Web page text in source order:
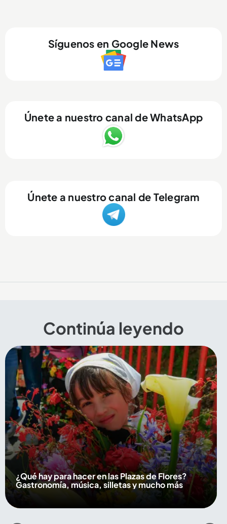
Síguenos en Google News
Únete a nuestro canal de WhatsApp
Únete a nuestro canal de Telegram
Continúa leyendo
¿Qué hay para hacer en las Plazas de Flores?
Gastronomía, música, silletas y mucho más